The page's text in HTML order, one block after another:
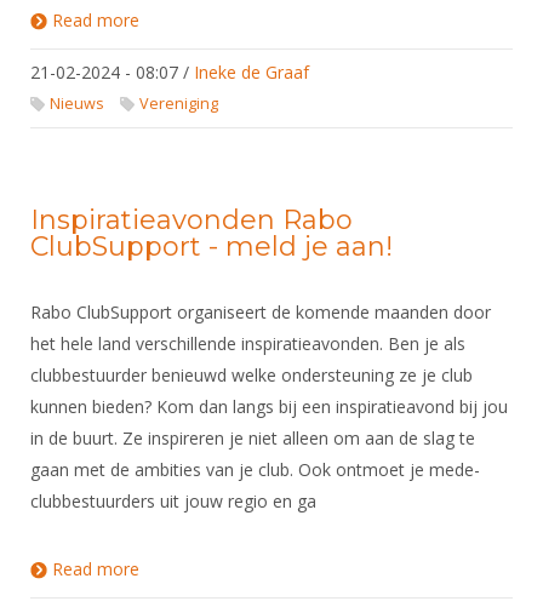
Read more
21-02-2024 - 08:07 / Ineke de Graaf
Nieuws Vereniging
Inspiratieavonden Rabo
ClubSupport - meld je aan!
Rabo ClubSupport organiseert de komende maanden door
het hele land verschillende inspiratieavonden. Ben je als
clubbestuurder benieuwd welke ondersteuning ze je club
kunnen bieden? Kom dan langs bij een inspiratieavond bij jou
in de buurt. Ze inspireren je niet alleen om aan de slag te
gaan met de ambities van je club. Ook ontmoet je mede-
clubbestuurders uit jouw regio en ga
Read more